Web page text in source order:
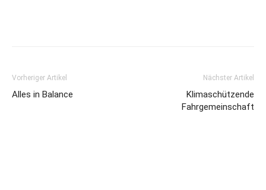
Vorheriger Artikel
Alles in Balance
Nächster Artikel
Klimaschützende
Fahrgemeinschaft